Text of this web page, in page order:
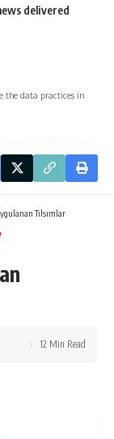
delivered
the data practices in
Tılsımlar
12 Min Read